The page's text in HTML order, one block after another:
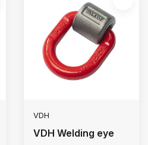
VDH
VDH Welding eye